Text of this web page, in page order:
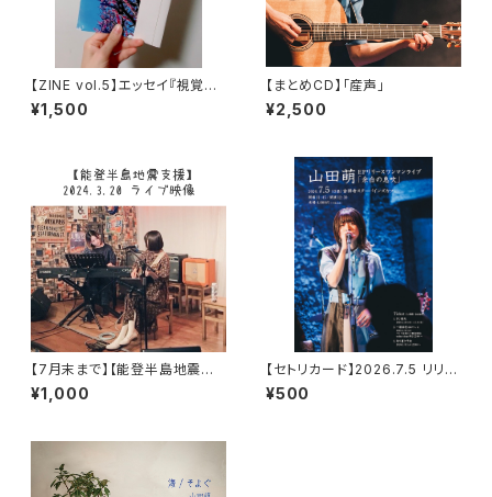
【ZINE vol.5】エッセイ『視覚と
思考の断片録』
¥1,500
【まとめCD】「産声」
¥2,500
【7月末まで】【能登半島地震支
援】【ライブ映像ダウンロード】2
024.3.20練馬FAMILY(Key.岡
¥1,000
【セトリカード】2026.7.5 リリー
スワンマンライブ
¥500